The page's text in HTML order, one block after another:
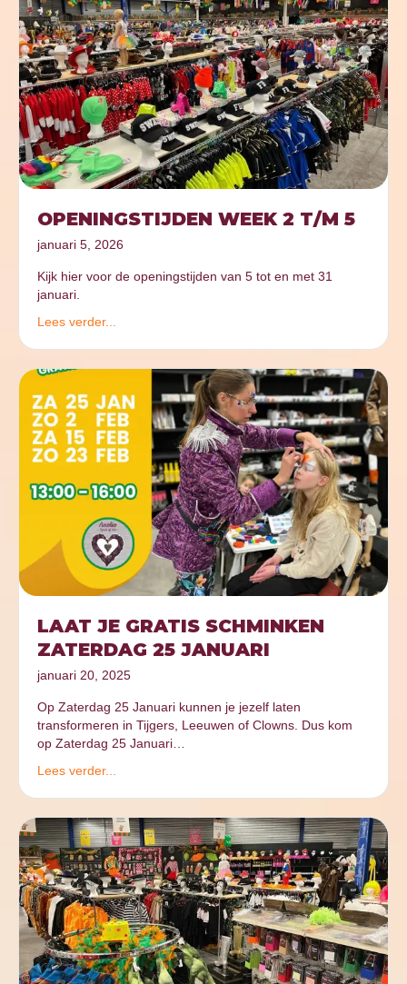
OPENINGSTIJDEN WEEK 2 T/M 5
januari 5, 2026
Kijk hier voor de openingstijden van 5 tot en met 31
januari.
Lees verder...
LAAT JE GRATIS SCHMINKEN
ZATERDAG 25 JANUARI
januari 20, 2025
Op Zaterdag 25 Januari kunnen je jezelf laten
transformeren in Tijgers, Leeuwen of Clowns. Dus kom
op Zaterdag 25 Januari…
Lees verder...